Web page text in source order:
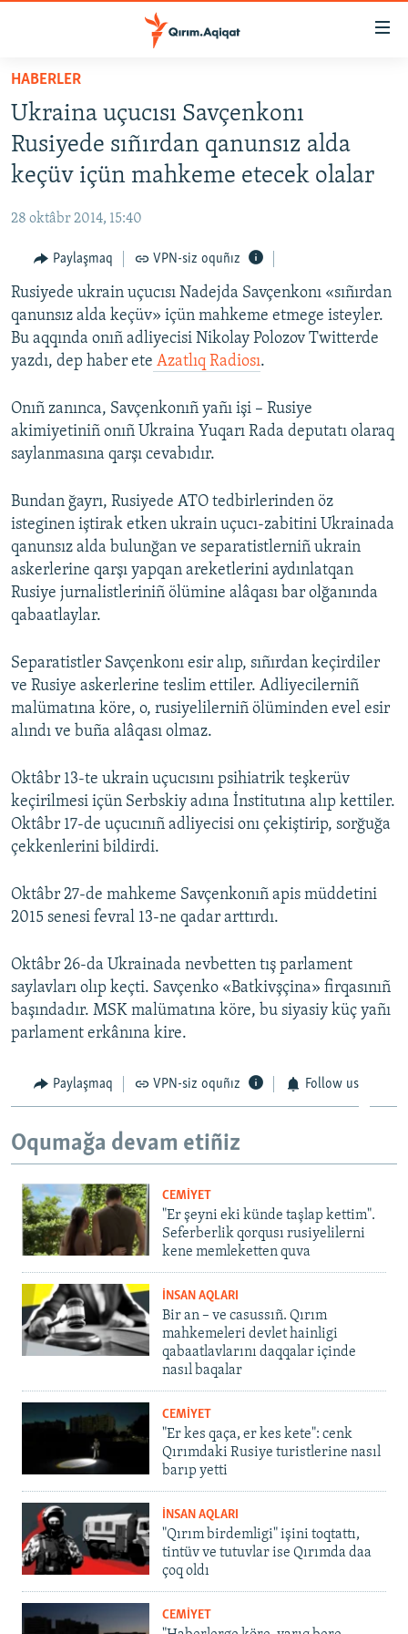
Esas
qaytmaq
Baş
navigatsiyağa
qaytmaq
Qıdıruvğa
HABERLER
İQTİSADİYAT
MEDENİYET
İNSAN AQLARI
VİDEO
SÜRET
BLOGLAR
Русский
QOŞULIÑIZ!
RFE/RS bütün saytları
HABERLER
Ukraina uçucısı Savçenkonı
Rusiyede sıñırdan qanunsız alda
keçüv içün mahkeme etecek olalar
28 oktâbr 2014, 15:40
Paylaşmaq VPN-siz oquñız
Rusiyede ukrain uçucısı Nadejda Savçenkonı «sıñırdan
qanunsız alda keçüv» içün mahkeme etmege isteyler.
Bu aqqında onıñ adliyecisi Nikolay Polozov Twitterde
yazdı, dep haber ete Azatlıq Radiosı.
Onıñ zanınca, Savçenkonıñ yañı işi – Rusiye
akimiyetiniñ onıñ Ukraina Yuqarı Rada deputatı olaraq
saylanmasına qarşı cevabıdır.
Bundan ğayrı, Rusiyede ATO tedbirlerinden öz
isteginen iştirak etken ukrain uçucı-zabitini Ukrainada
qanunsız alda bulunğan ve separatistlerniñ ukrain
askerlerine qarşı yapqan areketlerini aydınlatqan
Rusiye jurnalistleriniñ ölümine alâqası bar olğanında
qabaatlaylar.
Separatistler Savçenkonı esir alıp, sıñırdan keçirdiler
ve Rusiye askerlerine teslim ettiler. Adliyecilerniñ
malümatına köre, o, rusiyelilerniñ ölüminden evel esir
alındı ve buña alâqası olmaz.
Oktâbr 13-te ukrain uçucısını psihiatrik teşkerüv
keçirilmesi içün Serbskiy adına İnstitutına alıp kettiler.
Oktâbr 17-de uçucınıñ adliyecisi onı çekiştirip, sorğuğa
çekkenlerini bildirdi.
Oktâbr 27-de mahkeme Savçenkonıñ apis müddetini
2015 senesi fevral 13-ne qadar arttırdı.
Oktâbr 26-da Ukrainada nevbetten tış parlament
saylavları olıp keçti. Savçenko «Batkivşçina» firqasınıñ
başındadır. MSK malümatına köre, bu siyasiy küç yañı
parlament erkânına kire.
Paylaşmaq VPN-siz oquñız Follow us
Oqumağa devam etiñiz
CEMİYET
"Er şeyni eki künde taşlap kettim".
Seferberlik qorqusı rusiyelilerni
kene memleketten quva
İNSAN AQLARI
Bir an – ve casussıñ. Qırım
mahkemeleri devlet hainligi
qabaatlavlarını daqqalar içinde
nasıl baqalar
CEMİYET
"Er kes qaça, er kes kete": cenk
Qırımdaki Rusiye turistlerine nasıl
barıp yetti
İNSAN AQLARI
"Qırım birdemligi" işini toqtattı,
tintüv ve tutuvlar ise Qırımda daa
çoq oldı
CEMİYET